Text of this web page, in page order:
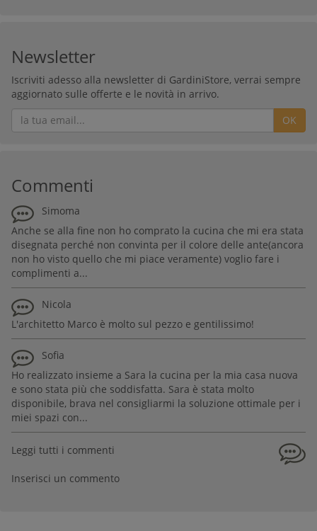
Newsletter
Iscriviti adesso alla newsletter di GardiniStore, verrai sempre
aggiornato sulle offerte e le novità in arrivo.
OK
Commenti
Simoma
Anche se alla fine non ho comprato la cucina che mi era stata
disegnata perché non convinta per il colore delle ante(ancora
non ho visto quello che mi piace veramente) voglio fare i
complimenti a...
Nicola
L'architetto Marco è molto sul pezzo e gentilissimo!
Sofia
Ho realizzato insieme a Sara la cucina per la mia casa nuova
e sono stata più che soddisfatta. Sara è stata molto
disponibile, brava nel consigliarmi la soluzione ottimale per i
miei spazi con...
Leggi tutti i commenti
Inserisci un commento